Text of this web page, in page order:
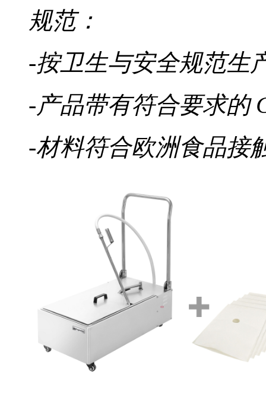
规范：
-按卫生与安全规范生
-产品带有符合要求的
-材料符合欧洲食品接